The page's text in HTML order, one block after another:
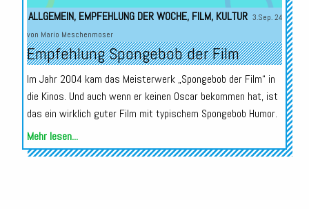
ALLGEMEIN, EMPFEHLUNG DER WOCHE, FILM, KULTUR 3.Sep. 24
von Mario Meschenmoser
Empfehlung Spongebob der Film
Im Jahr 2004 kam das Meisterwerk „Spongebob der Film“ in
die Kinos. Und auch wenn er keinen Oscar bekommen hat, ist
das ein wirklich guter Film mit typischem Spongebob Humor.
Mehr lesen...